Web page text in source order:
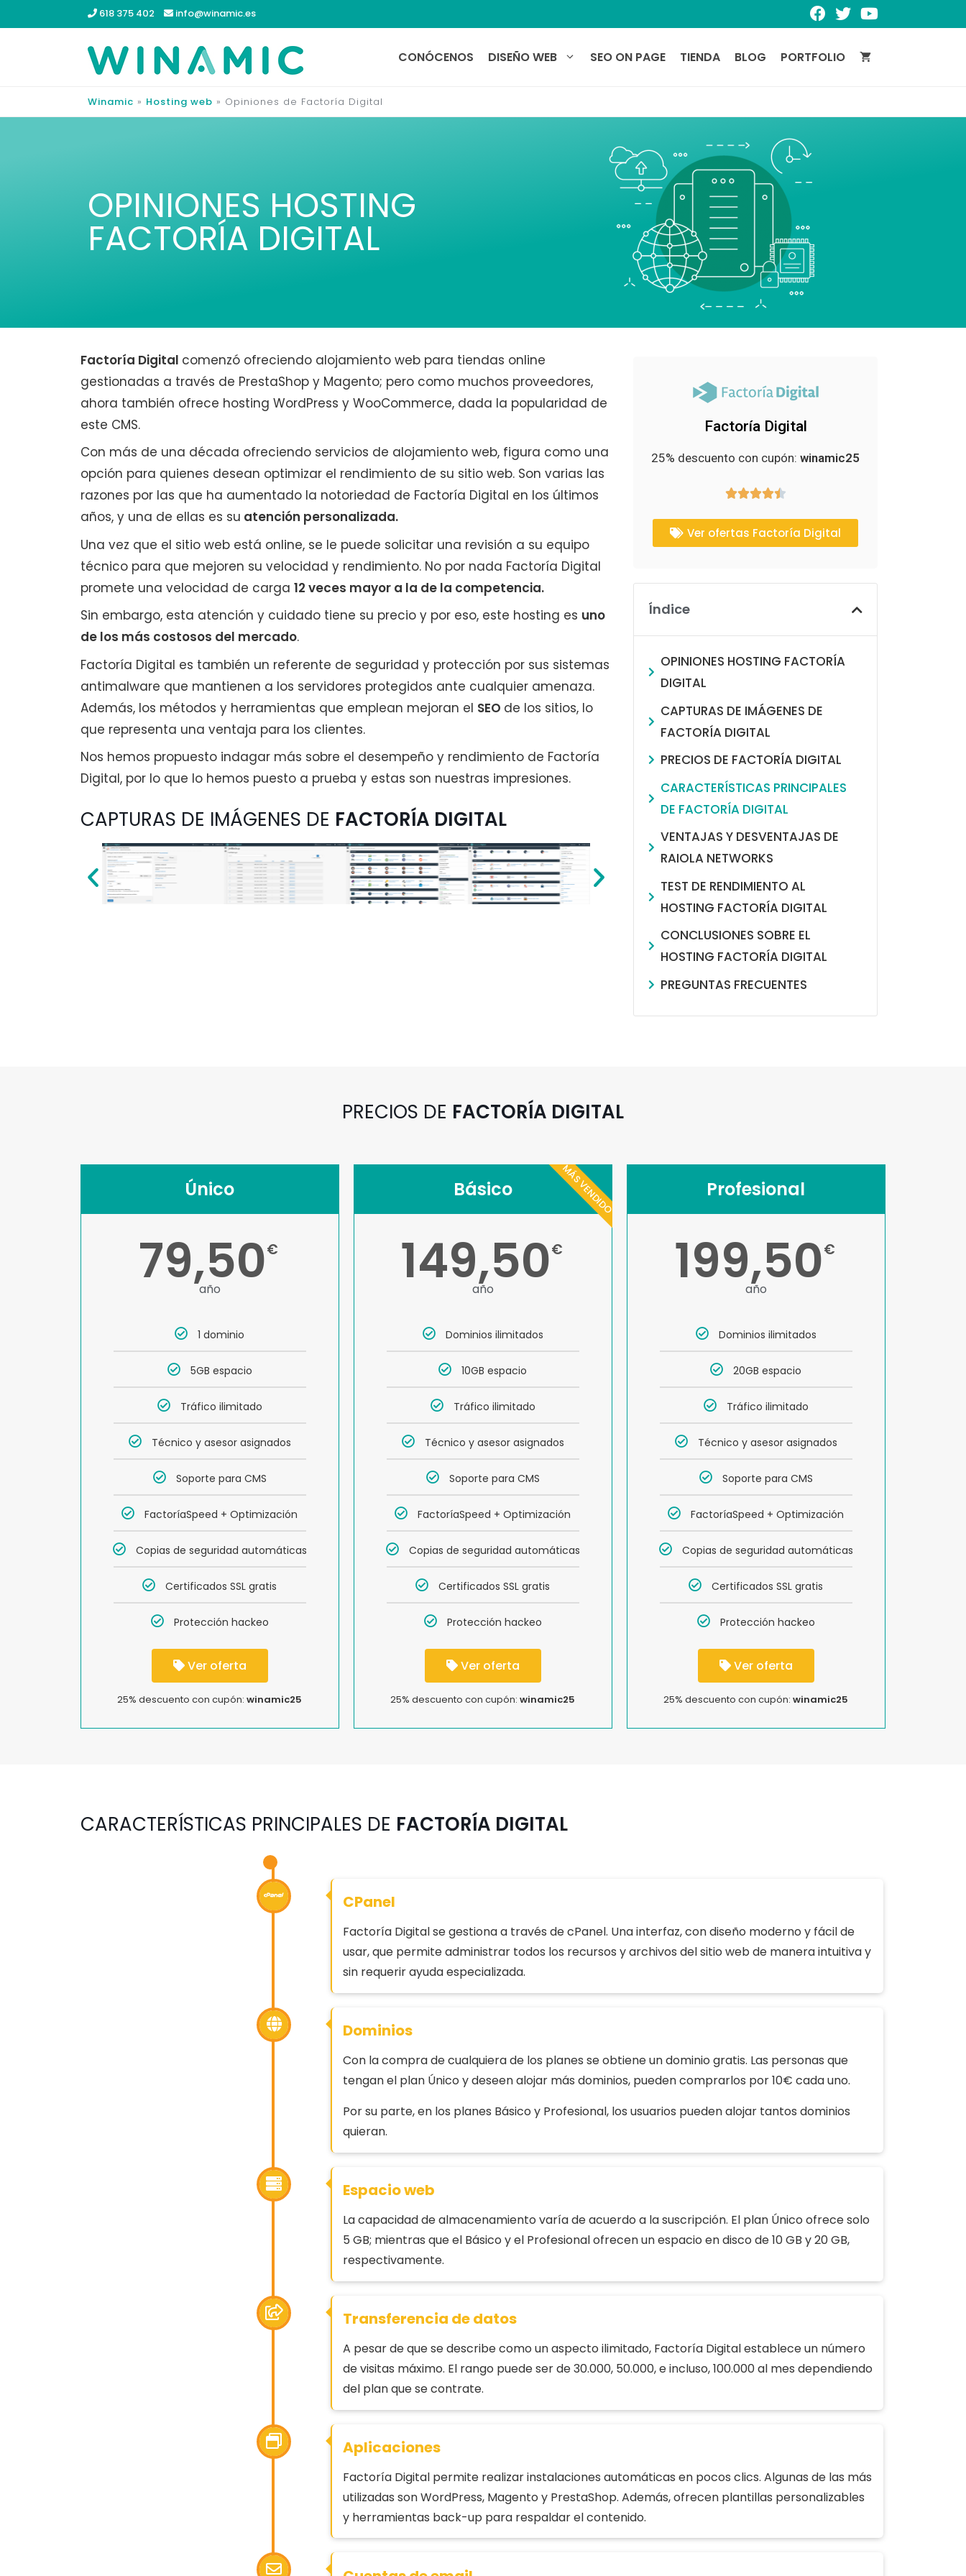
618 375 402 info@winamic.es
CONÓCENOS DISEÑO WEB SEO ON PAGE TIENDA BLOG PORTFOLIO
Winamic » Hosting web » Opiniones de Factoría Digital
OPINIONES HOSTING
FACTORÍA DIGITAL
Factoría Digital comenzó ofreciendo alojamiento web para tiendas online
gestionadas a través de PrestaShop y Magento; pero como muchos proveedores,
ahora también ofrece hosting WordPress y WooCommerce, dada la popularidad de
este CMS.
Con más de una década ofreciendo servicios de alojamiento web, figura como una
opción para quienes desean optimizar el rendimiento de su sitio web. Son varias las
razones por las que ha aumentado la notoriedad de Factoría Digital en los últimos
años, y una de ellas es su atención personalizada.
Una vez que el sitio web está online, se le puede solicitar una revisión a su equipo
técnico para que mejoren su velocidad y rendimiento. No por nada Factoría Digital
promete una velocidad de carga 12 veces mayor a la de la competencia.
Sin embargo, esta atención y cuidado tiene su precio y por eso, este hosting es uno
de los más costosos del mercado.
Factoría Digital es también un referente de seguridad y protección por sus sistemas
antimalware que mantienen a los servidores protegidos ante cualquier amenaza.
Además, los métodos y herramientas que emplean mejoran el SEO de los sitios, lo
que representa una ventaja para los clientes.
Nos hemos propuesto indagar más sobre el desempeño y rendimiento de Factoría
Digital, por lo que lo hemos puesto a prueba y estas son nuestras impresiones.
CAPTURAS DE IMÁGENES DE FACTORÍA DIGITAL
Factoría Digital
25% descuento con cupón:winamic25

Ver ofertas Factoría Digital
Índice
OPINIONES HOSTING FACTORÍA
DIGITAL
CAPTURAS DE IMÁGENES DE
FACTORÍA DIGITAL
PRECIOS DE FACTORÍA DIGITAL
CARACTERÍSTICAS PRINCIPALES
DE FACTORÍA DIGITAL
VENTAJAS Y DESVENTAJAS DE
RAIOLA NETWORKS
TEST DE RENDIMIENTO AL
HOSTING FACTORÍA DIGITAL
CONCLUSIONES SOBRE EL
HOSTING FACTORÍA DIGITAL
PREGUNTAS FRECUENTES
PRECIOS DE FACTORÍA DIGITAL
Único
79,50€
año
1 dominio
5GB espacio
Tráfico ilimitado
Técnico y asesor asignados
Soporte para CMS
FactoríaSpeed + Optimización
Copias de seguridad automáticas
Certificados SSL gratis
Protección hackeo
Ver oferta
25% descuento con cupón:winamic25
Básico
149,50€
año
Dominios ilimitados
10GB espacio
Tráfico ilimitado
Técnico y asesor asignados
Soporte para CMS
FactoríaSpeed + Optimización
Copias de seguridad automáticas
Certificados SSL gratis
Protección hackeo
Ver oferta
25% descuento con cupón:winamic25
MÁS VENDIDO Profesional
199,50€
año
Dominios ilimitados
20GB espacio
Tráfico ilimitado
Técnico y asesor asignados
Soporte para CMS
FactoríaSpeed + Optimización
Copias de seguridad automáticas
Certificados SSL gratis
Protección hackeo
Ver oferta
25% descuento con cupón:winamic25
CARACTERÍSTICAS PRINCIPALES DE FACTORÍA DIGITAL
CPanel
Factoría Digital se gestiona a través de cPanel. Una interfaz, con diseño moderno y fácil de
usar, que permite administrar todos los recursos y archivos del sitio web de manera intuitiva y
sin requerir ayuda especializada.
Dominios
Con la compra de cualquiera de los planes se obtiene un dominio gratis. Las personas que
tengan el plan Único y deseen alojar más dominios, pueden comprarlos por 10€ cada uno.
Por su parte, en los planes Básico y Profesional, los usuarios pueden alojar tantos dominios
quieran.
Espacio web
La capacidad de almacenamiento varía de acuerdo a la suscripción. El plan Único ofrece solo
5 GB; mientras que el Básico y el Profesional ofrecen un espacio en disco de 10 GB y 20 GB,
respectivamente.
Transferencia de datos
A pesar de que se describe como un aspecto ilimitado, Factoría Digital establece un número
de visitas máximo. El rango puede ser de 30.000, 50.000, e incluso, 100.000 al mes dependiendo
del plan que se contrate.
Aplicaciones
Factoría Digital permite realizar instalaciones automáticas en pocos clics. Algunas de las más
utilizadas son WordPress, Magento y PrestaShop. Además, ofrecen plantillas personalizables
y herramientas back-up para respaldar el contenido.